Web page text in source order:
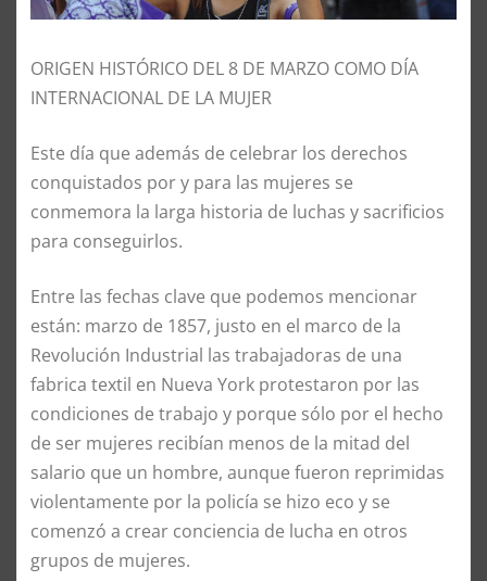
ORIGEN HISTÓRICO DEL 8 DE MARZO COMO DÍA
INTERNACIONAL DE LA MUJER
Este día que además de celebrar los derechos
conquistados por y para las mujeres se
conmemora la larga historia de luchas y sacrificios
para conseguirlos.
Entre las fechas clave que podemos mencionar
están: marzo de 1857, justo en el marco de la
Revolución Industrial las trabajadoras de una
fabrica textil en Nueva York protestaron por las
condiciones de trabajo y porque sólo por el hecho
de ser mujeres recibían menos de la mitad del
salario que un hombre, aunque fueron reprimidas
violentamente por la policía se hizo eco y se
comenzó a crear conciencia de lucha en otros
grupos de mujeres.